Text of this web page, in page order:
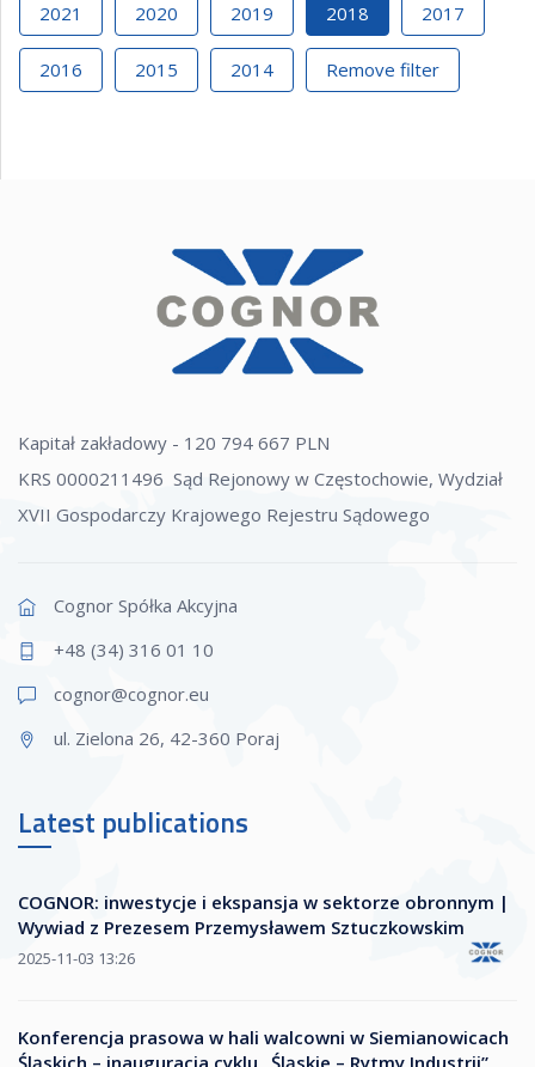
2021 2020 2019 2018 2017
2016 2015 2014 Remove filter
Kapitał zakładowy - 120 794 667 PLN
KRS 0000211496 Sąd Rejonowy w Częstochowie, Wydział
XVII Gospodarczy Krajowego Rejestru Sądowego
Cognor Spółka Akcyjna
+48 (34) 316 01 10
cognor@cognor.eu
ul. Zielona 26, 42-360 Poraj
Latest publications
COGNOR: inwestycje i ekspansja w sektorze obronnym |
Wywiad z Prezesem Przemysławem Sztuczkowskim
2025-11-03 13:26
Konferencja prasowa w hali walcowni w Siemianowicach
Śląskich – inauguracja cyklu „Śląskie – Rytmy Industrii”